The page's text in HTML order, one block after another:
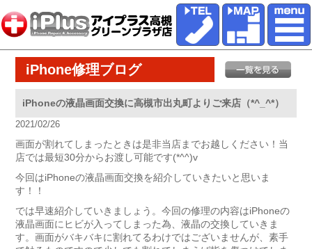
iPhone修理ブログ
iPhoneの液晶画面交換に高槻市出丸町よりご来店（*^_^*）
2021/02/26
画面が割れてしまったときは是非当店までお越しください！当
店では最短30分からお渡し可能です(*^^)v
今回はiPhoneの液晶画面交換を紹介していきたいと思いま
す！！
では早速紹介していきましょう。今回の修理の内容はiPhoneの
液晶画面にヒビが入ってしまった為、液晶の交換していきま
す。画面がバキバキに割れてるわけではございませんが、素手